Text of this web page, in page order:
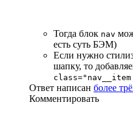
Тогда блок nav
есть суть БЭМ)
Если нужно
шапку, то
Ответ написан более
Комментировать